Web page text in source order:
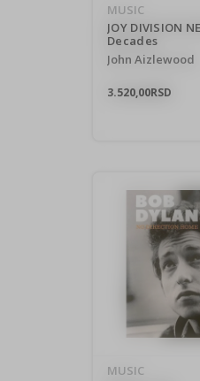
MUSIC
JOY DIVISION
Decades
John Aizlewood
3.520,00RSD
MUSIC